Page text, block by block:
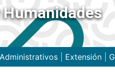
| Extensión|